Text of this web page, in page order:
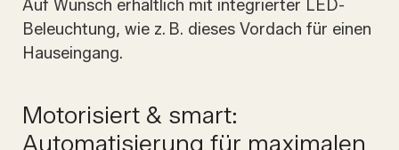
Auf Wunsch erhältlich mit integrierter LED-
Beleuchtung, wie z. B. dieses Vordach für einen
Hauseingang.
Motorisiert & smart:
Automatisierung für maximalen